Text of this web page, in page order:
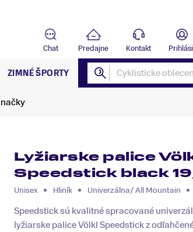
Chat Predajne Kontakt
ZIMNÉ ŠPORTY
Lyžiarske palice
Speedstick black
Unisex Hliník Univerzálna/ All Mountain
Speedstick sú kvalitné spracované
lyžiarske palice Völkl Speedstick z